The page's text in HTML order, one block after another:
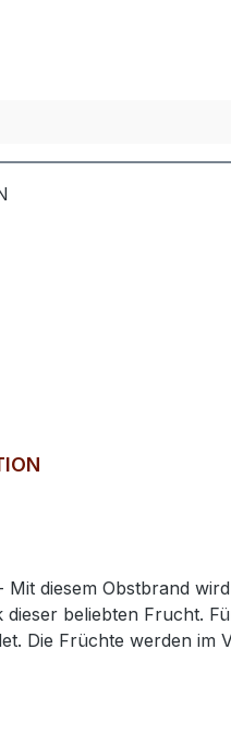
diesem Obstbrand
beliebten Frucht.
Die Früchte werden
Mitte August und